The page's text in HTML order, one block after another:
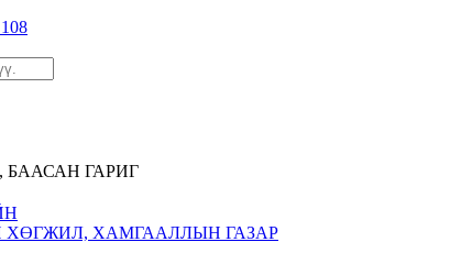
БААСАН ГАРИГ
ХӨГЖИЛ, ХАМГААЛЛЫН ГАЗАР